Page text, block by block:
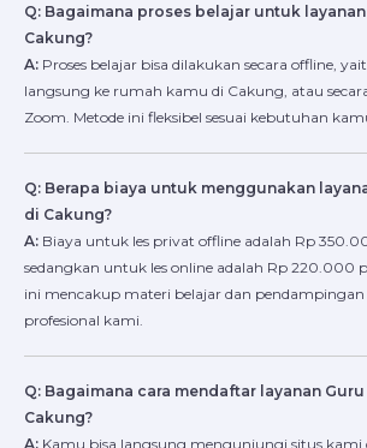
Q: Bagaimana proses belajar untuk
Cakung?
A: Proses belajar bisa dilakukan secara offline,
langsung ke rumah kamu di Cakung, atau
Zoom. Metode ini fleksibel sesuai kebutuhan
Q: Berapa biaya untuk menggunakan
di Cakung?
A: Biaya untuk les privat offline adalah Rp
sedangkan untuk les online adalah Rp 220.000
ini mencakup materi belajar dan
profesional kami.
Q: Bagaimana cara mendaftar layanan
Cakung?
A: Kamu bisa langsung mengunjungi situs kami